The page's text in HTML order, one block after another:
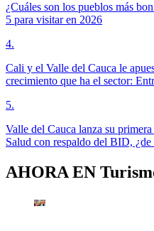
¿Cuáles son los pueblos más
5 para visitar en 2026
4.
Cali y el Valle del Cauca le
crecimiento que ha el sector:
5.
Valle del Cauca lanza su
Salud con respaldo del BID, ¿de
AHORA EN